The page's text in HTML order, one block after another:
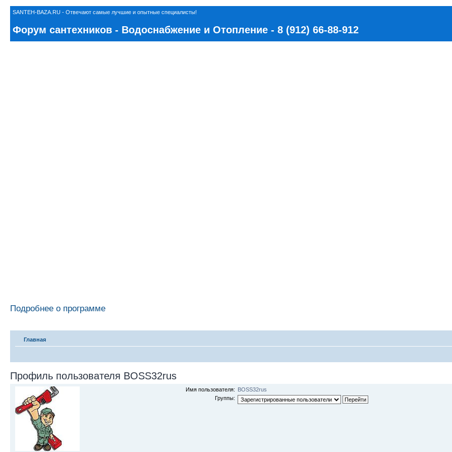
SANTEH-BAZA.RU - Отвечают самые лучшие и опытные специалисты!
Форум сантехников - Водоснабжение и Отопление - 8 (912) 66-88-912
Подробнее о программе
Главная
Профиль пользователя BOSS32rus
Имя пользователя: BOSS32rus
Группы: